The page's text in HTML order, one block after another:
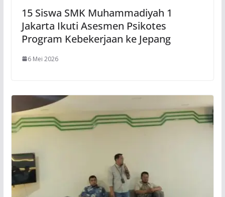
15 Siswa SMK Muhammadiyah 1
Jakarta Ikuti Asesmen Psikotes
Program Kebekerjaan ke Jepang
6 Mei 2026